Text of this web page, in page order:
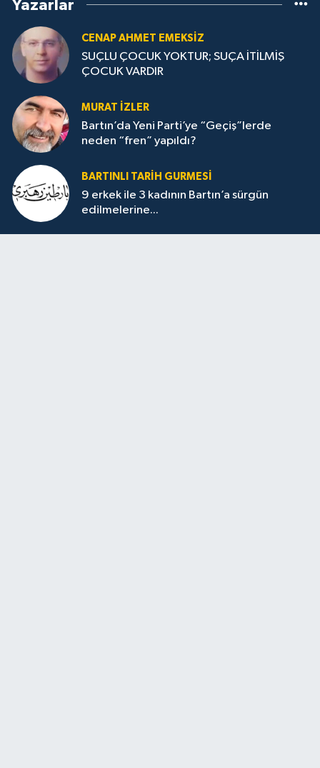
Yazarlar
CENAP AHMET EMEKSİZ
SUÇLU ÇOCUK YOKTUR; SUÇA İTİLMİŞ
ÇOCUK VARDIR
MURAT İZLER
Bartın’da Yeni Parti’ye “Geçiş”lerde
neden “fren” yapıldı?
BARTINLI TARIH GURMESI
9 erkek ile 3 kadının Bartın’a sürgün
edilmelerine...